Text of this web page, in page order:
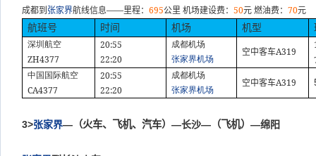
成都到 张家界航线信息——里程： 695公里 机场建设费： 50元 燃油费： 70元
航班号 时间 机场 机型
深圳航空
ZH4377
20:55
22:20
成都机场
张家界机场
空中客车A319
中国国际航空
CA4377
20:55
22:20
成都机场
张家界机场
空中客车A319
3>张家界— （火车、飞机、汽车） —长沙— （飞机） —绵阳